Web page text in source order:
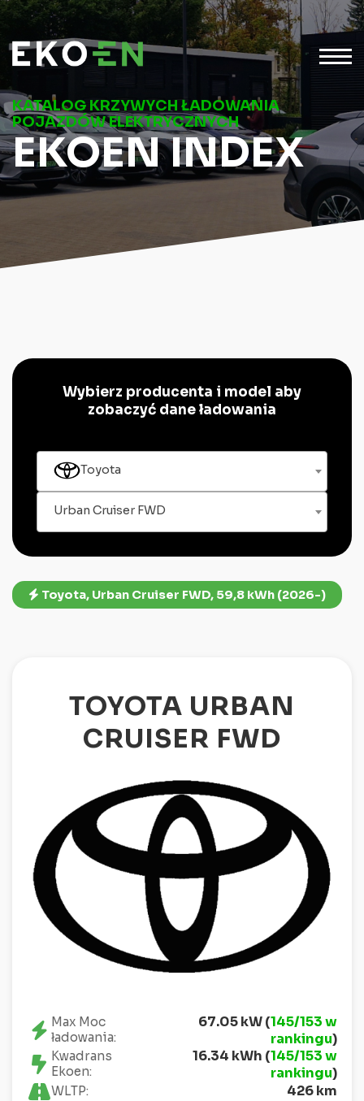
KATALOG KRZYWYCH ŁADOWANIA
POJAZDÓW ELEKTRYCZNYCH
EKOEN INDEX
Wybierz producenta i model aby
zobaczyć dane ładowania
Toyota
Urban Cruiser FWD
Toyota, Urban Cruiser FWD, 59,8 kWh (2026-)
TOYOTA URBAN
CRUISER FWD
Max Moc
ładowania:
67.05 kW (145/153 w
rankingu)
Kwadrans
Ekoen:
16.34 kWh (145/153 w
rankingu)
WLTP: 426 km